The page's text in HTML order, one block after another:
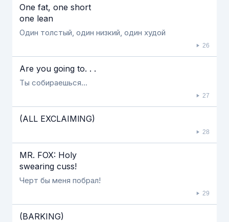
One fat, one short
one lean
Один толстый, один низкий, один худой
26
Are you going to. . .
Ты собираешься...
27
(ALL EXCLAIMlNG)
28
MR. FOX: Holy
swearing cuss!
Черт бы меня побрал!
29
(BARKING)